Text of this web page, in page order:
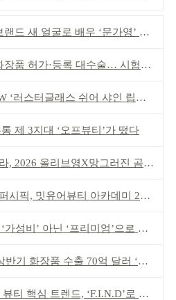
드 새 얼굴로 배우 ‘문가영’ 발탁
허가·등록 대수술… 시험자료 공용 허용
러스터글래스 쉬어 샤인 립스틱’ 출시
제 3지대 ‘오프뷰티’가 떴다
2026 올리브영X망그러진 곰 콜라보
픽, 밋유어뷰티 아카데미 2기 발대식
성비’ 아닌 ‘프리미엄’으로 승부걸어야
기 화장품 수출 70억 달러 ‘역대 최고’
티 핵심 트렌드, ‘F.I.N.D’로 읽는다